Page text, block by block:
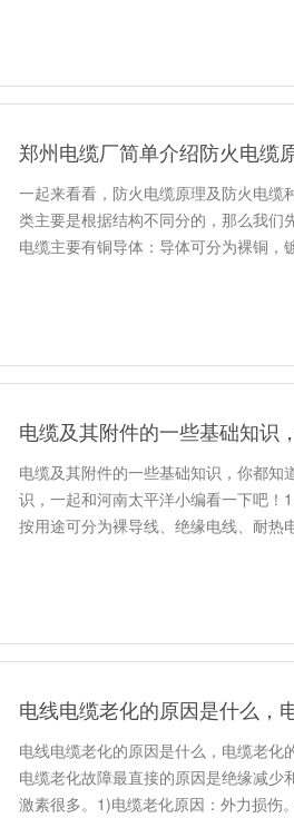
郑州电缆厂简单介绍防火电缆
一起来看看，防火电缆原理及防火电缆
类主要是根据结构不同分的，那么我们
电缆主要有铜导体：导体可分为裸铜
电缆及其附件的一些基础知识
电缆及其附件的一些基础知识，你都
识，一起和河南太平洋小编看一下吧！
按用途可分为裸导线、绝缘电线、耐热
电线电缆老化的原因是什么，
电线电缆老化的原因是什么，电缆老
电缆老化故障最直接的原因是绝缘减
激素很多。1)电缆老化原因：外力损伤